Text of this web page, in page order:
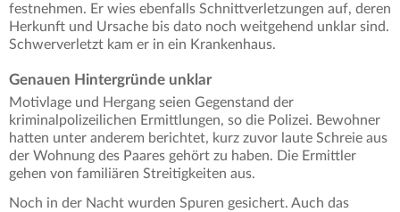
festnehmen. Er wies ebenfalls Schnittverletzungen auf, deren
Herkunft und Ursache bis dato noch weitgehend unklar sind.
Schwerverletzt kam er in ein Krankenhaus.
Genauen Hintergründe unklar
Motivlage und Hergang seien Gegenstand der
kriminalpolizeilichen Ermittlungen, so die Polizei. Bewohner
hatten unter anderem berichtet, kurz zuvor laute Schreie aus
der Wohnung des Paares gehört zu haben. Die Ermittler
gehen von familiären Streitigkeiten aus.
Noch in der Nacht wurden Spuren gesichert. Auch das